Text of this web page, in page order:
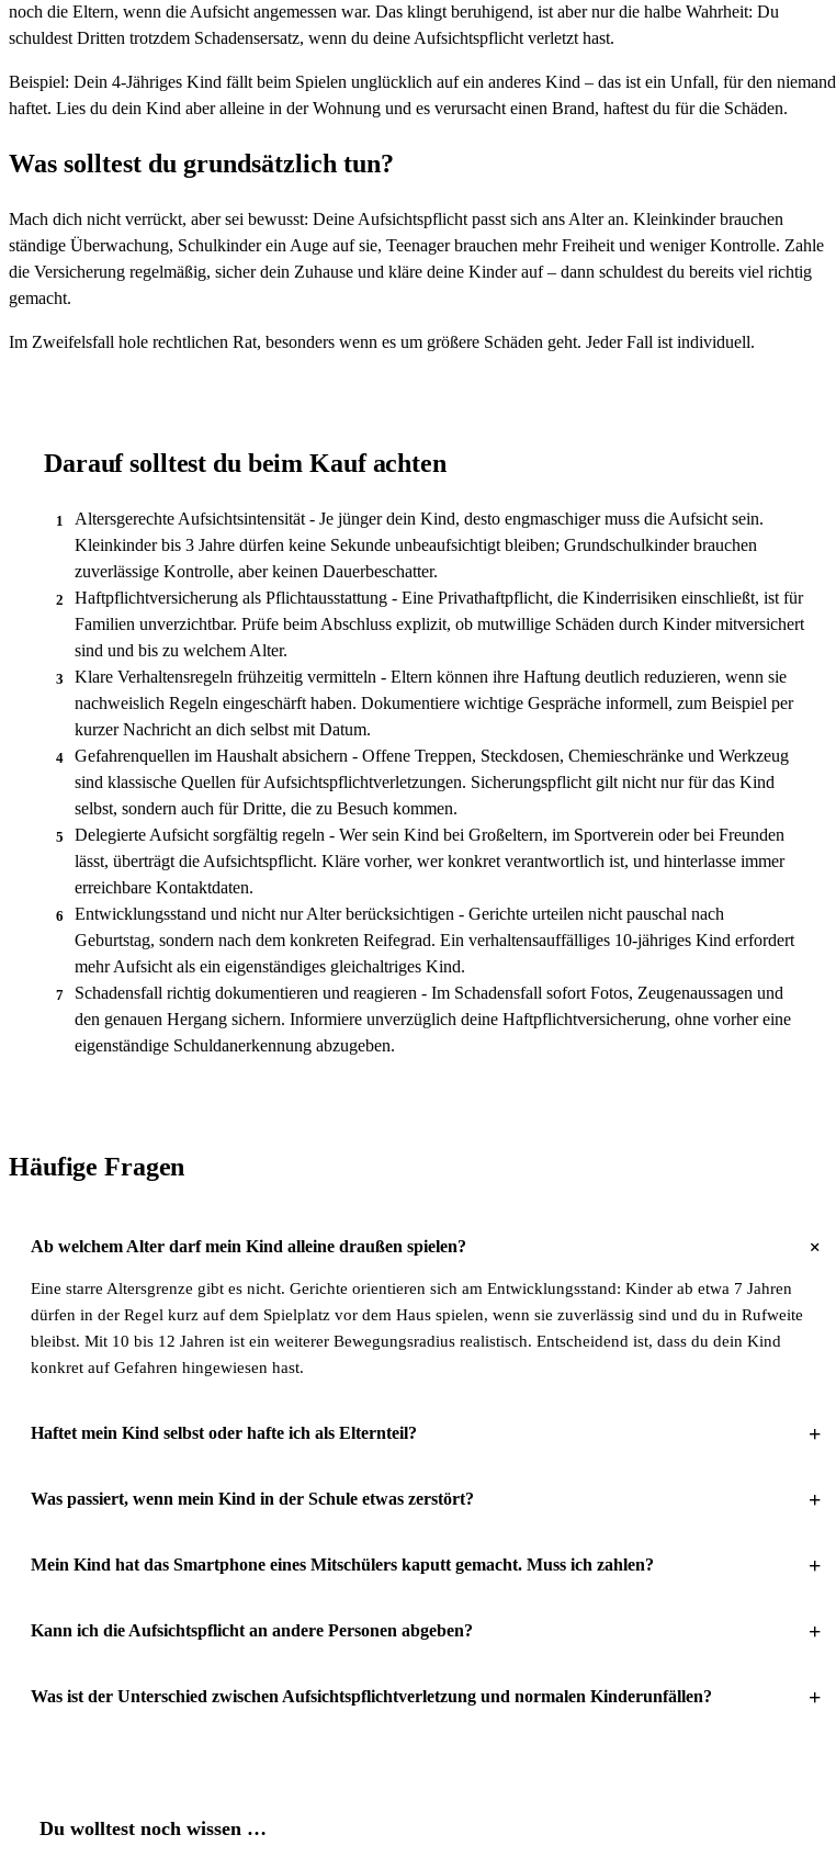
noch die Eltern, wenn die Aufsicht angemessen war. Das klingt beruhigend, ist aber nur die halbe Wahrheit: Du
schuldest Dritten trotzdem Schadensersatz, wenn du deine Aufsichtspflicht verletzt hast.
Beispiel: Dein 4-Jähriges Kind fällt beim Spielen unglücklich auf ein anderes Kind – das ist ein Unfall, für den niemand
haftet. Lies du dein Kind aber alleine in der Wohnung und es verursacht einen Brand, haftest du für die Schäden.
Was solltest du grundsätzlich tun?
Mach dich nicht verrückt, aber sei bewusst: Deine Aufsichtspflicht passt sich ans Alter an. Kleinkinder brauchen
ständige Überwachung, Schulkinder ein Auge auf sie, Teenager brauchen mehr Freiheit und weniger Kontrolle. Zahle
die Versicherung regelmäßig, sicher dein Zuhause und kläre deine Kinder auf – dann schuldest du bereits viel richtig
gemacht.
Im Zweifelsfall hole rechtlichen Rat, besonders wenn es um größere Schäden geht. Jeder Fall ist individuell.
Darauf solltest du beim Kauf achten
1
Altersgerechte Aufsichtsintensität - Je jünger dein Kind, desto engmaschiger muss die Aufsicht sein.
Kleinkinder bis 3 Jahre dürfen keine Sekunde unbeaufsichtigt bleiben; Grundschulkinder brauchen
zuverlässige Kontrolle, aber keinen Dauerbeschatter.
2
Haftpflichtversicherung als Pflichtausstattung - Eine Privathaftpflicht, die Kinderrisiken einschließt, ist für
Familien unverzichtbar. Prüfe beim Abschluss explizit, ob mutwillige Schäden durch Kinder mitversichert
sind und bis zu welchem Alter.
3
Klare Verhaltensregeln frühzeitig vermitteln - Eltern können ihre Haftung deutlich reduzieren, wenn sie
nachweislich Regeln eingeschärft haben. Dokumentiere wichtige Gespräche informell, zum Beispiel per
kurzer Nachricht an dich selbst mit Datum.
4
Gefahrenquellen im Haushalt absichern - Offene Treppen, Steckdosen, Chemieschränke und Werkzeug
sind klassische Quellen für Aufsichtspflichtverletzungen. Sicherungspflicht gilt nicht nur für das Kind
selbst, sondern auch für Dritte, die zu Besuch kommen.
5
Delegierte Aufsicht sorgfältig regeln - Wer sein Kind bei Großeltern, im Sportverein oder bei Freunden
lässt, überträgt die Aufsichtspflicht. Kläre vorher, wer konkret verantwortlich ist, und hinterlasse immer
erreichbare Kontaktdaten.
6
Entwicklungsstand und nicht nur Alter berücksichtigen - Gerichte urteilen nicht pauschal nach
Geburtstag, sondern nach dem konkreten Reifegrad. Ein verhaltensauffälliges 10-jähriges Kind erfordert
mehr Aufsicht als ein eigenständiges gleichaltriges Kind.
7
Schadensfall richtig dokumentieren und reagieren - Im Schadensfall sofort Fotos, Zeugenaussagen und
den genauen Hergang sichern. Informiere unverzüglich deine Haftpflichtversicherung, ohne vorher eine
eigenständige Schuldanerkennung abzugeben.
Häufige Fragen
Ab welchem Alter darf mein Kind alleine draußen spielen? +
Eine starre Altersgrenze gibt es nicht. Gerichte orientieren sich am Entwicklungsstand: Kinder ab etwa 7 Jahren
dürfen in der Regel kurz auf dem Spielplatz vor dem Haus spielen, wenn sie zuverlässig sind und du in Rufweite
bleibst. Mit 10 bis 12 Jahren ist ein weiterer Bewegungsradius realistisch. Entscheidend ist, dass du dein Kind
konkret auf Gefahren hingewiesen hast.
Haftet mein Kind selbst oder hafte ich als Elternteil? +
Was passiert, wenn mein Kind in der Schule etwas zerstört? +
Mein Kind hat das Smartphone eines Mitschülers kaputt gemacht. Muss ich zahlen? +
Kann ich die Aufsichtspflicht an andere Personen abgeben? +
Was ist der Unterschied zwischen Aufsichtspflichtverletzung und normalen Kinderunfällen? +
Du wolltest noch wissen …